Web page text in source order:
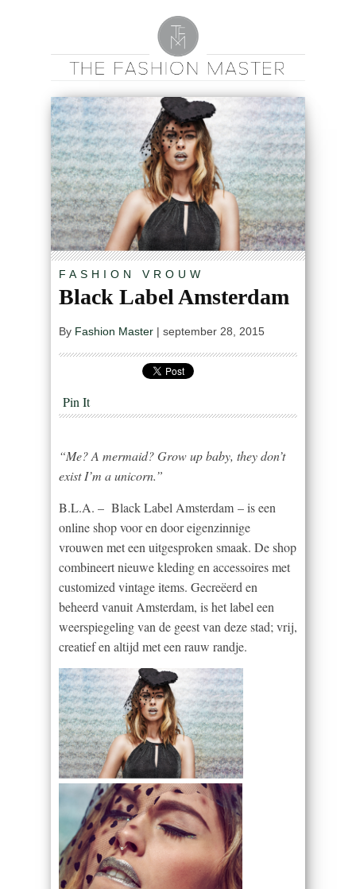
FASHION VROUW
Black Label Amsterdam
By Fashion Master | september 28, 2015
Pin It
“Me? A mermaid? Grow up baby, they don’t
exist I’m a unicorn.”
B.L.A. – Black Label Amsterdam – is een
online shop voor en door eigenzinnige
vrouwen met een uitgesproken smaak. De shop
combineert nieuwe kleding en accessoires met
customized vintage items. Gecreëerd en
beheerd vanuit Amsterdam, is het label een
weerspiegeling van de geest van deze stad; vrij,
creatief en altijd met een rauw randje.